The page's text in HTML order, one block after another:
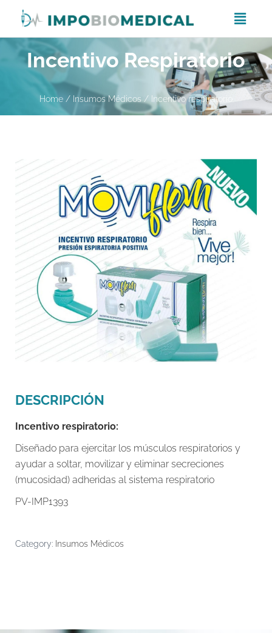
Incentivo Respiratorio
Home / Insumos Médicos / Incentivo respiratorio
DESCRIPCIÓN
Incentivo respiratorio:
Diseñado para ejercitar los músculos respiratorios y
ayudar a soltar, movilizar y eliminar secreciones
(mucosidad) adheridas al sistema respiratorio
PV-IMP1393
Category: Insumos Médicos